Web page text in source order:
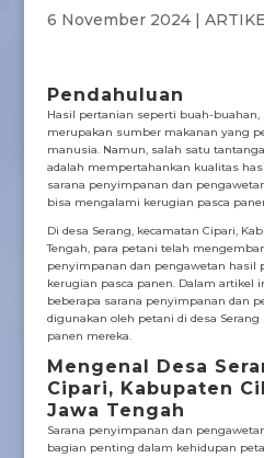
6 November 2024|
Pendahuluan
Hasil pertanian seperti buah-
merupakan sumber makanan yang
manusia. Namun, salah satu
adalah mempertahankan kualitas
sarana penyimpanan dan
bisa mengalami kerugian pasca
Di desa Serang, kecamatan Cipari,
Tengah, para petani telah
penyimpanan dan pengawetan hasil
kerugian pasca panen. Dalam artikel
beberapa sarana penyimpanan dan
digunakan oleh petani di desa
panen mereka.
Mengenal Desa
Cipari, Kabupaten
Jawa Tengah
Sarana penyimpanan dan
bagian penting dalam kehidupan